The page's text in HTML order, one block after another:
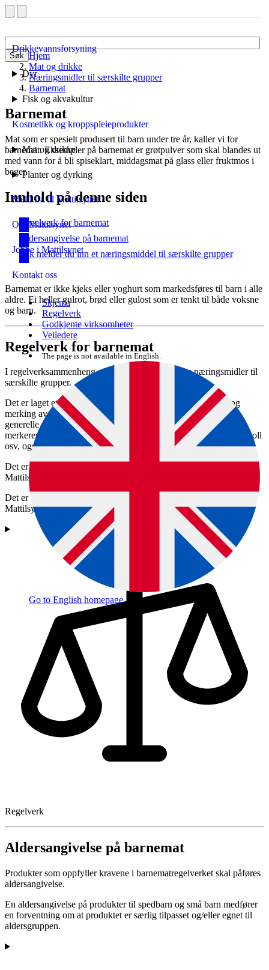
Søk
Drikkevannsforsyning
Dyr
Fisk og akvakultur
Kosmetikk og kroppspleieprodukter
Mat og drikke
Planter og dyrking
Meld fra til Mattilsynet
Om Mattilsynet
Jobbe i Mattilsynet
Kontakt oss
Skjema
Regelverk
Godkjente virksomheter
Veiledere
The page is not available in English.
Go to English homepage
Hjem
Mat og drikke
Næringsmidler til særskilte grupper
Barnemat
Barnemat
Mat som er spesielt produsert til barn under tre år, kaller vi for
barnemat. Eksempler på barnemat er grøtpulver som skal blandes ut
med vann for å bli spiseklart, middagsmat på glass eller fruktmos i
beger.
Innhold på denne siden
Regelverk for barnemat
Aldersangivelse på barnemat
Slik melder du inn et næringsmiddel til særskilte grupper
Barnemat er ikke kjeks eller yoghurt som markedsføres til barn i alle
aldre. Ei heller gulrot, brød eller gulost som er tenkt til både voksne
og barn.
Regelverk for barnemat
I regelverksammenheng er barnemat definert som næringsmidler til
særskilte grupper.
Det er laget et eget regelverk som regulerer sammensetning og
merking av barnemat, men det er viktig å være klar over at det
generelle regelverket for næringsmiddelområdet, som
merkeregelverket, hygieneregelverket, regelverket om internkontroll
osv, også gjelder for disse produktene.
Det er meldeplikt på barnemat i Norge. Innmeldingen skjer via
Mattilsynets skjematjenester.
Det er virksomhetene sitt ansvar å følge regelverket, mens
Mattilsynet fører tilsyn med at regelverket overholdes.
Regelverk
Aldersangivelse på barnemat
Produkter som oppfyller kravene i barnematregelverket skal påføres
aldersangivelse.
En aldersangivelse på produkter til spedbarn og små barn medfører
en forventning om at produktet er særlig tilpasset og/eller egnet til
aldersgruppen.